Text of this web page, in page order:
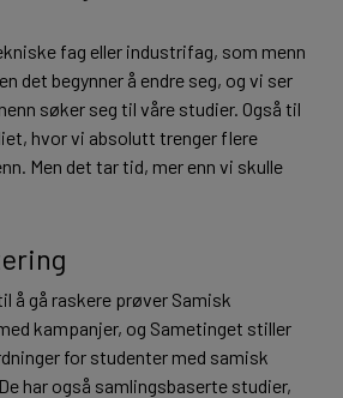
fag eller industrifag, som menn
det begynner å endre seg, og vi ser
søker seg til våre studier. Også til
hvor vi absolutt trenger flere
Men det tar tid, mer enn vi skulle
å gå raskere prøver Samisk
kampanjer, og Sametinget stiller
for studenter med samisk
har også samlingsbaserte studier,